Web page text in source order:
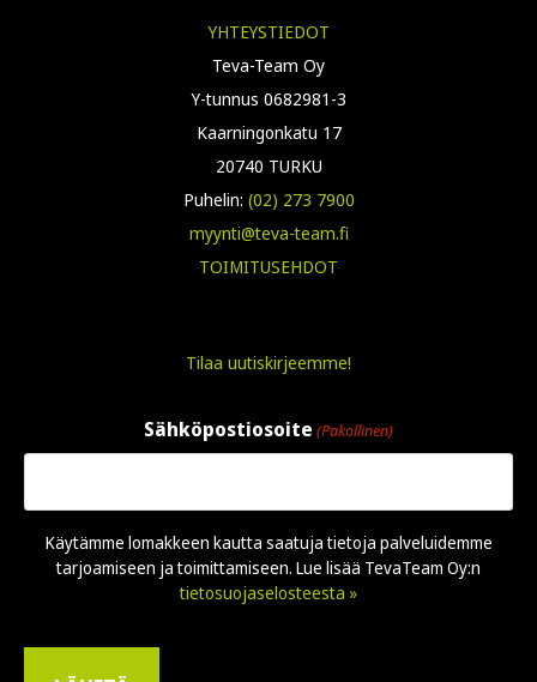
YHTEYSTIEDOT
Teva-Team Oy
Y-tunnus 0682981-3
Kaarningonkatu 17
20740 TURKU
Puhelin: (02) 273 7900
myynti@teva-team.fi
TOIMITUSEHDOT
Tilaa uutiskirjeemme!
Sähköpostiosoite (Pakollinen)
Käytämme lomakkeen kautta saatuja tietoja palveluidemme
tarjoamiseen ja toimittamiseen. Lue lisää TevaTeam Oy:n
tietosuojaselosteesta »